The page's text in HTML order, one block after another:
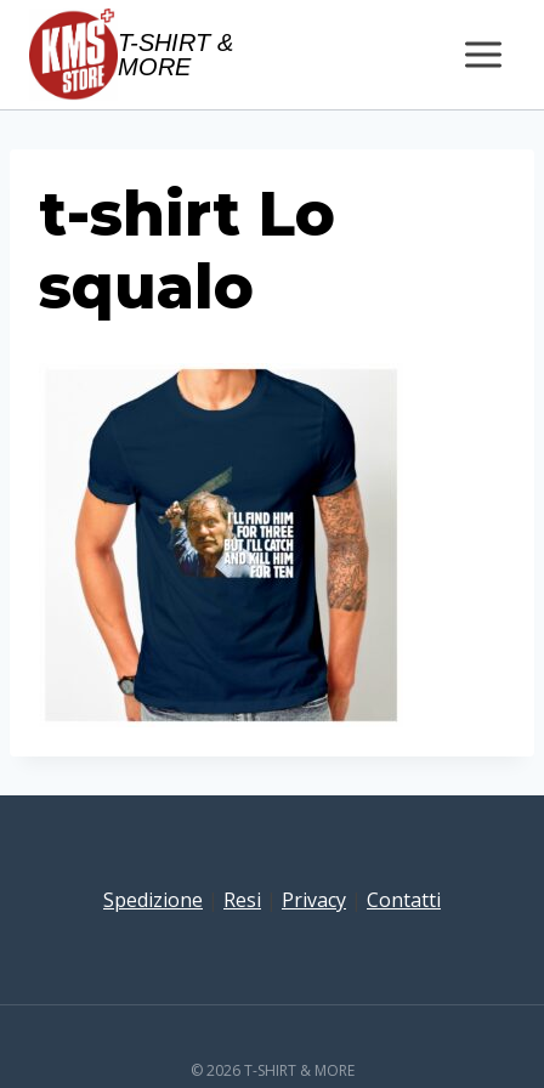
Salta
contenuto
T-SHIRT &
MORE
t-shirt Lo
squalo
Spedizione Resi Privacy Contatti
© 2026 T-SHIRT & MORE